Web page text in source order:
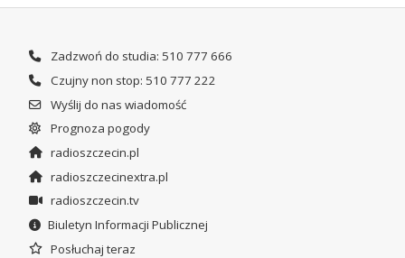
Zadzwoń do studia: 510 777 666
Czujny non stop: 510 777 222
Wyślij do nas wiadomość
Prognoza pogody
radioszczecin.pl
radioszczecinextra.pl
radioszczecin.tv
Biuletyn Informacji Publicznej
Posłuchaj teraz